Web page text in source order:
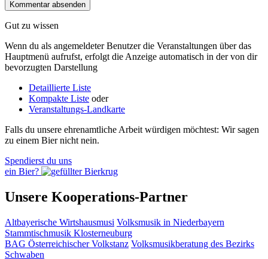
Gut zu wissen
Wenn du als angemeldeter Benutzer die Veranstaltungen über das
Hauptmenü aufrufst, erfolgt die Anzeige automatisch in der von dir
bevorzugten Darstellung
Detaillierte Liste
Kompakte Liste oder
Veranstaltungs-Landkarte
Falls du unsere ehrenamtliche Arbeit würdigen möchtest: Wir sagen
zu einem Bier nicht nein.
Spendierst du uns
ein Bier?
Unsere Kooperations-Partner
Altbayerische Wirtshausmusi Volksmusik in Niederbayern
Stammtischmusik Klosterneuburg
BAG Österreichischer Volkstanz Volksmusikberatung des Bezirks
Schwaben